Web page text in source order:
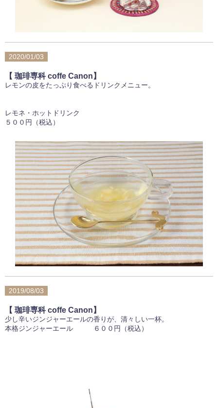
2020/01/03
【 珈琲専科 coffe Canon】
レモンの皮をたっぷり食べるドリンクメニュー。
レモネ・ホットドリンク
５００円（税込）
2019/08/03
【 珈琲専科 coffe Canon】
少し辛いジンジャーエールの香りが、清々しい一杯。
本格ジンジャーエール ６００円（税込）